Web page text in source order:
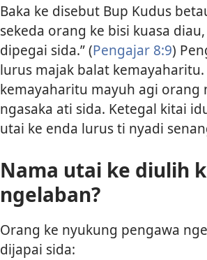
Baka ke disebut Bup Kudus
sekeda orang ke bisi kuasa
dipegai sida.” (Pengajar 8:9)
lurus majak balat
kemayaharitu mayuh agi
ngasaka ati sida. Ketegal kitai
utai ke enda lurus ti nyadi
Nama utai ke diulih
ngelaban?
Orang ke nyukung pengawa
dijapai sida: